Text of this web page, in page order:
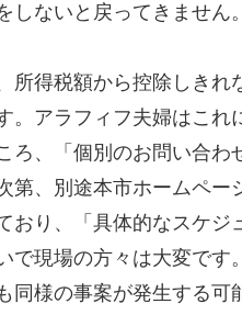
しないと戻ってきません。
得税額から控除しきれ
。アラフィフ夫婦はこ
ろ、「個別のお問い合
第、別途本市ホームペ
おり、「具体的なスケ
で現場の方々は大変で
同様の事案が発生する